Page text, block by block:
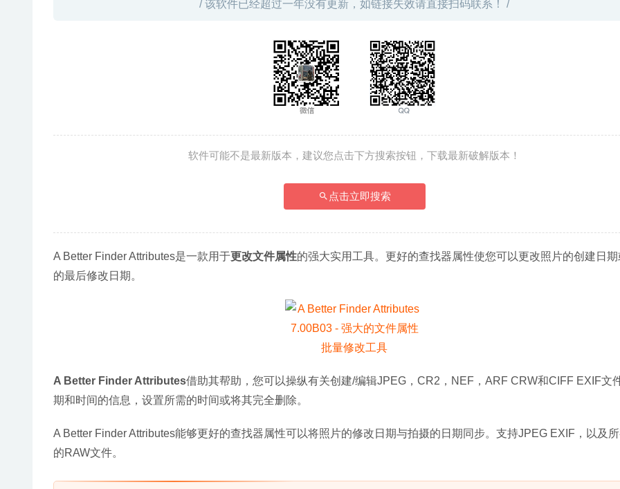
/ 该软件已经超过一年没有更新，如链接失效请直接扫码联系！ /
软件可能不是最新版本，建议您点击下方搜索按钮，下载最新破解版本！
点击立即搜索
A Better Finder Attributes是一款用于更改文件属性的强大实用工具。更好的查找器属性使您可以更改照片的创建日
的最后修改日期。
A Better Finder Attributes借助其帮助，您可以操纵有关创建/编辑JPEG，CR2，NEF，ARF CRW和CIFF EXIF文
期和时间的信息，设置所需的时间或将其完全删除。
A Better Finder Attributes能够更好的查找器属性可以将照片的修改日期与拍摄的日期同步。支持JPEG EXIF，以及
的RAW文件。